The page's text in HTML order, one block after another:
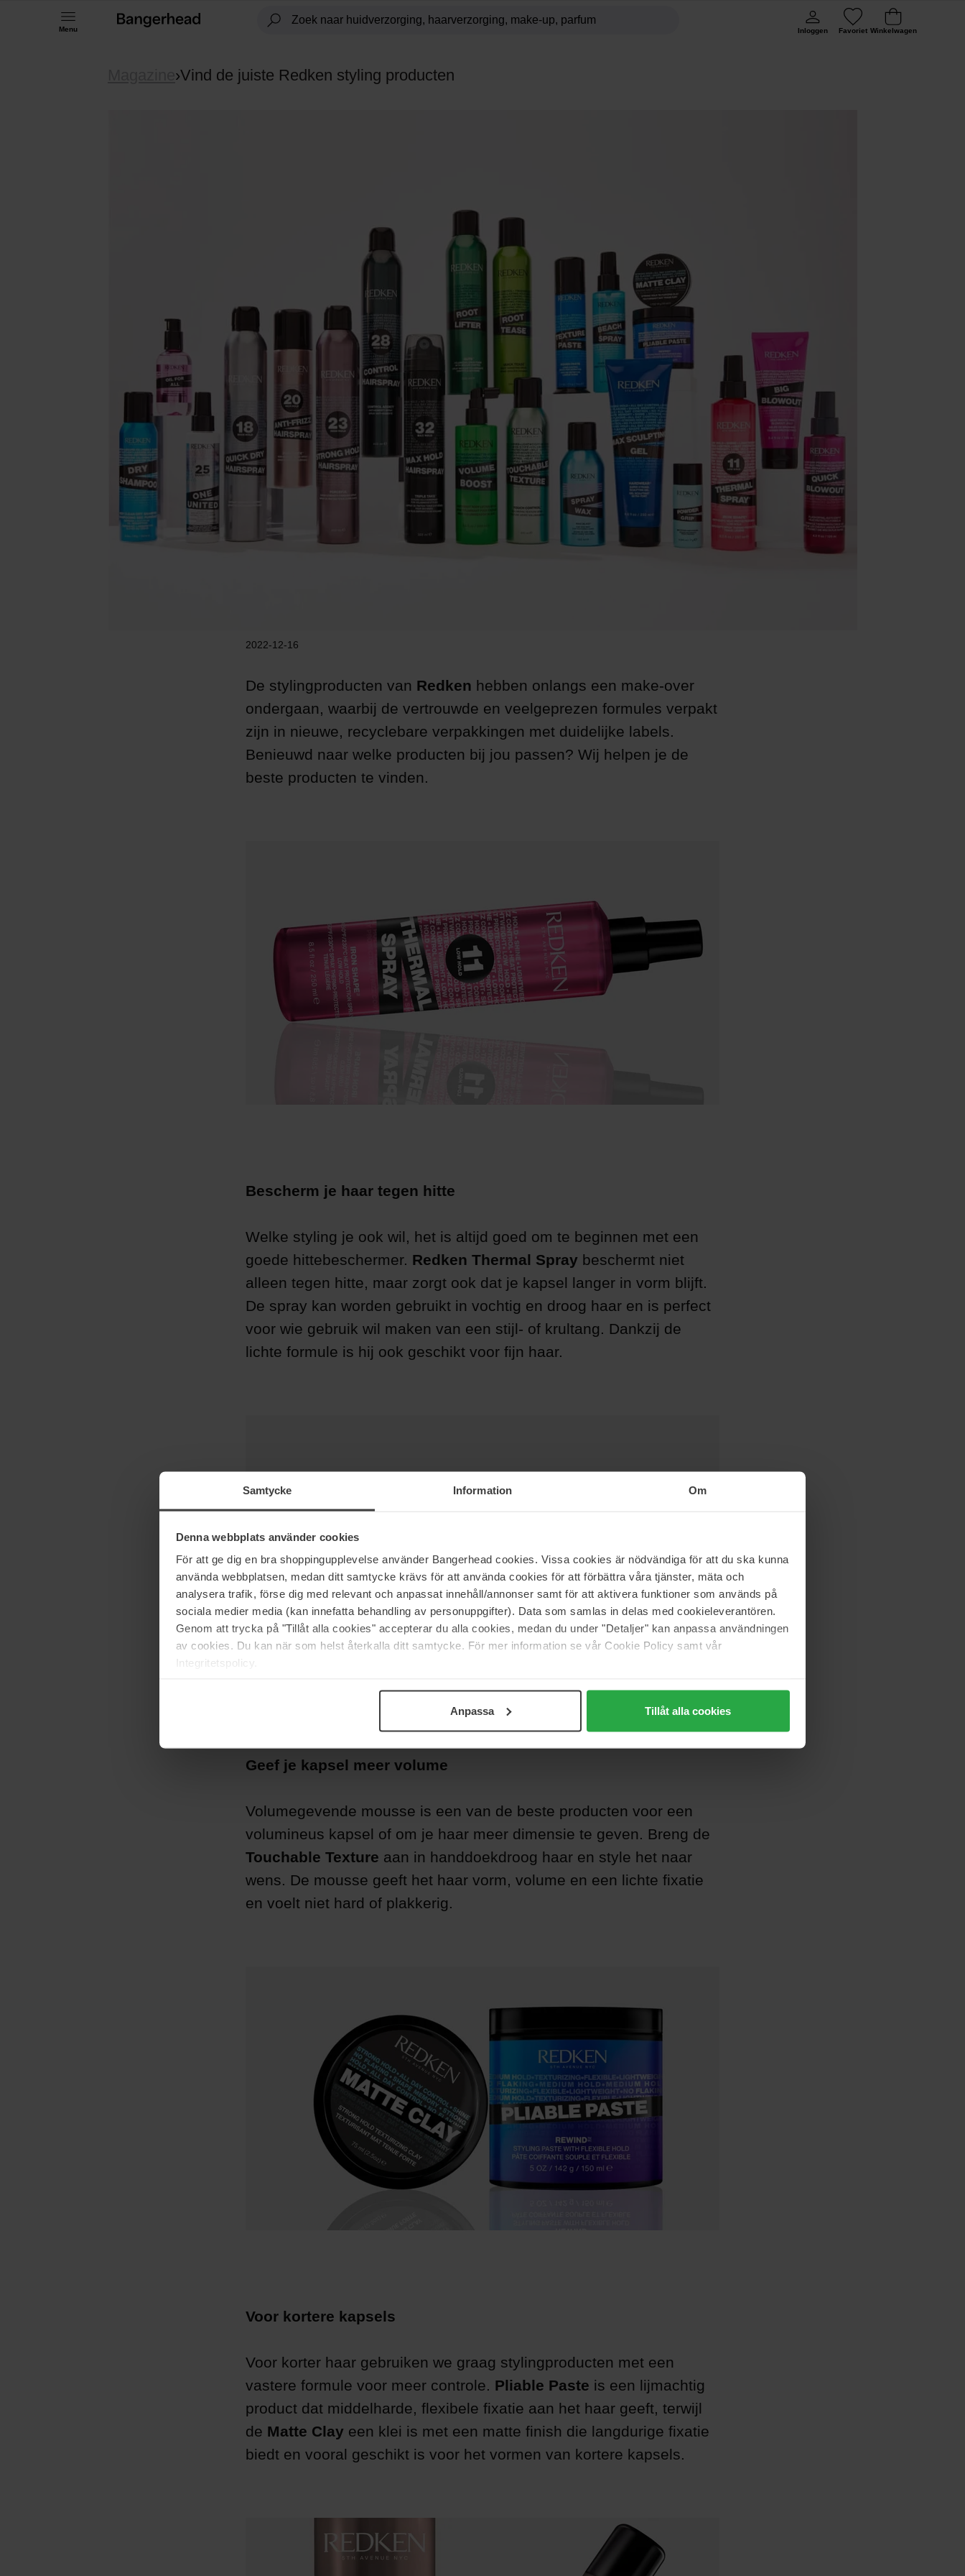
Samtycke Information Om
Denna webbplats använder cookies
För att ge dig en bra shoppingupplevelse använder Bangerhead cookies. Vissa cookies är nödvändiga för att du ska kunna
använda webbplatsen, medan ditt samtycke krävs för att använda cookies för att förbättra våra tjänster, mäta och
analysera trafik, förse dig med relevant och anpassat innehåll/annonser samt för att aktivera funktioner som används på
sociala medier media (kan innefatta behandling av personuppgifter). Data som samlas in delas med cookieleverantören.
Genom att trycka på "Tillåt alla cookies" accepterar du alla cookies, medan du under "Detaljer" kan anpassa användningen
av cookies. Du kan när som helst återkalla ditt samtycke. För mer information se vår Cookie Policy samt vår
Integritetspolicy.
Anpassa Tillåt alla cookies
Menu Inloggen Favoriet Winkelwagen
›Vind de juiste Redken styling producten
2022-12-16
De stylingproducten van Redken hebben onlangs een make-over
ondergaan, waarbij de vertrouwde en veelgeprezen formules verpakt
zijn in nieuwe, recyclebare verpakkingen met duidelijke labels. ​
Benieuwd naar welke producten bij jou passen? Wij helpen je de
beste producten te vinden.
Bescherm je haar tegen hitte
Welke styling je ook wil, het is altijd goed om te beginnen met een
goede hittebeschermer. Redken Thermal Spray beschermt niet
alleen tegen hitte, maar zorgt ook dat je kapsel langer in vorm blijft.
De spray kan worden gebruikt in vochtig en droog haar en is perfect
voor wie gebruik wil maken van een stijl- of krultang. Dankzij de
lichte formule is hij ook geschikt voor fijn haar.
Geef je kapsel meer volume
Volumegevende mousse is een van de beste producten voor een
volumineus kapsel of om je haar meer dimensie te geven. Breng de
Touchable Texture aan in handdoekdroog haar en style het naar
wens. De mousse geeft het haar vorm, volume en een lichte fixatie
en voelt niet hard of plakkerig.
Voor kortere kapsels
Voor korter haar gebruiken we graag stylingproducten met een
vastere formule voor meer controle. Pliable Paste is een lijmachtig
product dat middelharde, flexibele fixatie aan het haar geeft, terwijl
de Matte Clay een klei is met een matte finish die langdurige fixatie
biedt en vooral geschikt is voor het vormen van kortere kapsels.